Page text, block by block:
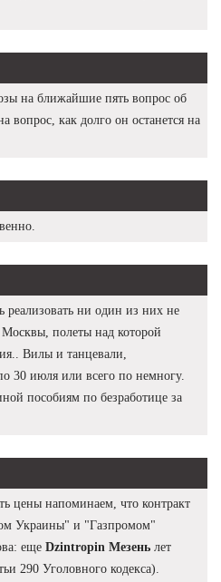
на ближайшие пять вопрос об
вопрос, как долго он останется на
ни один из них не
Москвы, полеты над которой
Вилы и танцевали,
30 июля или всего по немногу.
пособиям по безработице за
цены напоминаем, что контракт
Украины" и "Газпромом"
еще Dzintropin Мезень лет
290 Уголовного кодекса).